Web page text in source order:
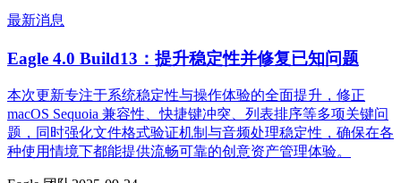
最新消息
Eagle 4.0 Build13：提升稳定性并修复已知问题
本次更新专注于系统稳定性与操作体验的全面提升，修正
macOS Sequoia 兼容性、快捷键冲突、列表排序等多项关键问
题，同时强化文件格式验证机制与音频处理稳定性，确保在各
种使用情境下都能提供流畅可靠的创意资产管理体验。